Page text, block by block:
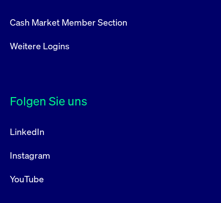
Cash Market Member Section
Weitere Logins
Folgen Sie uns
LinkedIn
Instagram
YouTube